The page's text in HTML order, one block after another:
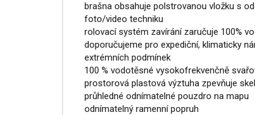
brašna obsahuje polstrovanou vložku s
foto/video techniku
rolovací systém zavírání zaručuje 100%
doporučujeme pro expediční, klimaticky
extrémních podmínek
100 % vodotěsné vysokofrekvenčně
prostorová plastová výztuha zpevňuje
průhledné odnímatelné pouzdro na mapu
odnímatelný ramenní popruh